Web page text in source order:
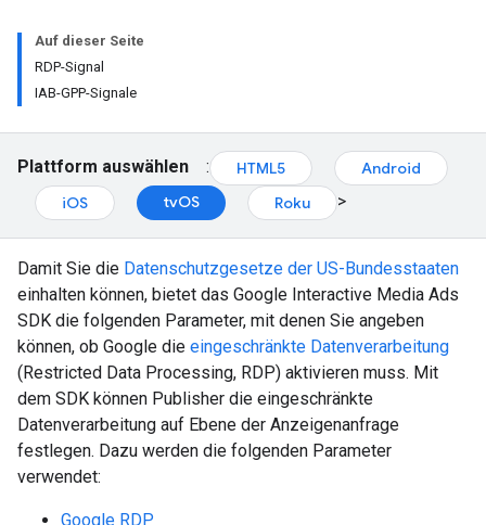
Auf dieser Seite
RDP-Signal
IAB-GPP-Signale
Plattform auswählen : HTML5
Android
iOS
tvOS Roku >
Damit Sie die Datenschutzgesetze der US-Bundesstaaten
einhalten können, bietet das Google Interactive Media Ads
SDK die folgenden Parameter, mit denen Sie angeben
können, ob Google die eingeschränkte Datenverarbeitung
(Restricted Data Processing, RDP) aktivieren muss. Mit
dem SDK können Publisher die eingeschränkte
Datenverarbeitung auf Ebene der Anzeigenanfrage
festlegen. Dazu werden die folgenden Parameter
verwendet:
Google RDP